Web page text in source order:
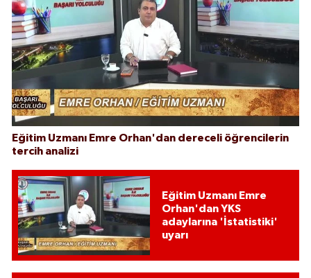
Eğitim Uzmanı Emre Orhan'dan dereceli öğrencilerin
tercih analizi
Eğitim Uzmanı Emre
Orhan'dan YKS
adaylarına 'İstatistiki'
uyarı